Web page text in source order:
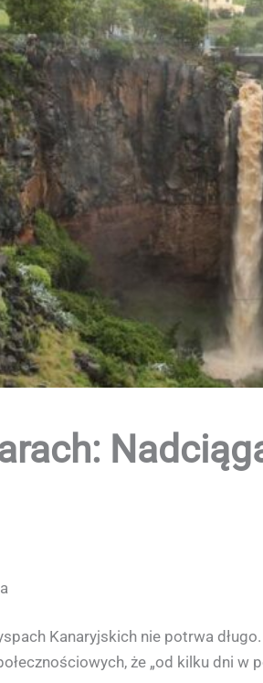
Kanaryjskich nie potrwa
że „od kilku dni w